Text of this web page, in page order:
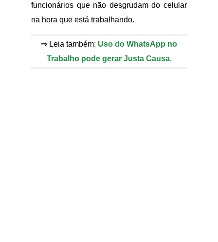
funcionários que não desgrudam do celular
na hora que está trabalhando.
⇒ Leia também: Uso do WhatsApp no
Trabalho pode gerar Justa Causa.